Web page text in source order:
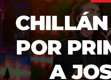
POR
A